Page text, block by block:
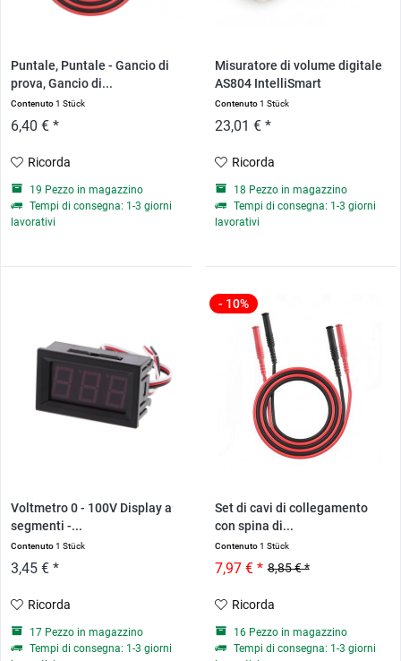
Puntale, Puntale - Gancio di
prova, Gancio di...
Contenuto1 Stück
6,40 € *
Ricorda
19 Pezzo in magazzino
Tempi di consegna: 1-3 giorni
lavorativi
Misuratore di volume digitale
AS804 IntelliSmart
Contenuto1 Stück
23,01 € *
Ricorda
18 Pezzo in magazzino
Tempi di consegna: 1-3 giorni
lavorativi
Voltmetro 0 - 100V Display a
segmenti -...
Contenuto1 Stück
3,45 € *
Ricorda
17 Pezzo in magazzino
Tempi di consegna: 1-3 giorni
- 10%
Set di cavi di collegamento
con spina di...
Contenuto1 Stück
8,85 € *
7,97 € *
Ricorda
16 Pezzo in magazzino
Tempi di consegna: 1-3 giorni